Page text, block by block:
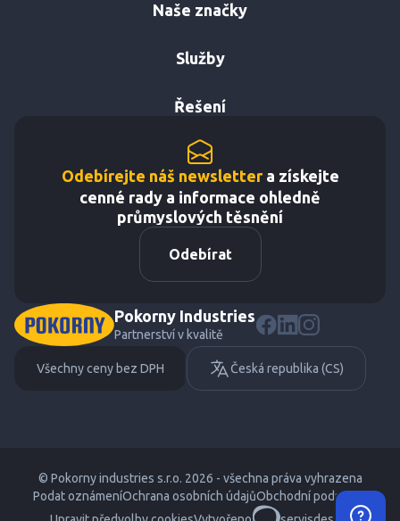
Naše značky
Služby
Řešení
Odebírejte náš newslettera získejte
cenné rady a informace ohledně
průmyslových těsnění
Odebírat
Pokorny Industries
Partnerství v kvalitě
Všechny ceny bez DPH Česká republika (CS)
© Pokorny industries s.r.o. 2026 - všechna práva vyhrazena
Podat oznámeníOchrana osobních údajůObchodní podmínky